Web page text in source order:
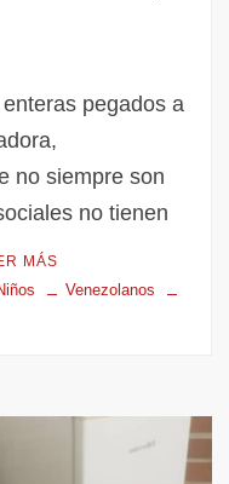
pegados a
no siempre son
no tienen
MÁS
Venezolanos